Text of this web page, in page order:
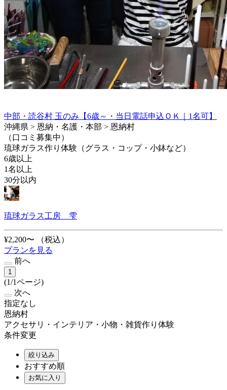
中部・読谷村 玉のみ【6歳～・当日電話申込ＯＫ｜1名可】
沖縄県 > 恩納・名護・本部 > 恩納村
（口コミ募集中）
琉球ガラス作り体験（グラス・コップ・小鉢など）
6歳以上
1名以上
30分以内
琉球ガラス工房 雫
¥2,200〜
（税込）
プランを見る
前へ
1
(1/1ページ)
次へ
指定なし
恩納村
アクセサリ・インテリア・小物・雑貨作り体験
条件変更
絞り込み
おすすめ順
お気に入り